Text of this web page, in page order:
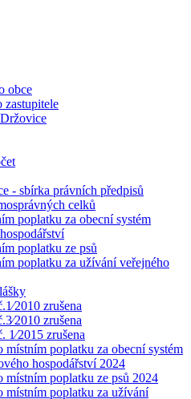
obce
zastupitele
- sbírka právních předpisů
celků
poplatku za obecní systém
poplatku ze psů
poplatku za užívání veřejného
zrušena
zrušena
1⁄2015 zrušena
místním poplatku za obecní systém
hospodářství 2024
místním poplatku ze psů 2024
místním poplatku za užívání